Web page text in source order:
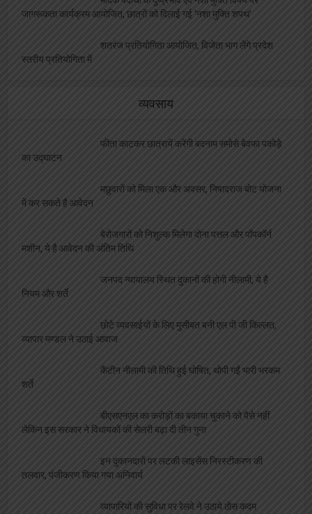
जागरूकता कार्यक्रम आयोजित, छात्रों को दिलाई गई ‘नशा मुक्ति शपथ’
शतरंज प्रतियोगिता आयोजित, विजेता भाग लेंगे प्रदेश
स्तरीय प्रतियोगिता में
व्यवसाय
फीता काटकर छात्रायें करेंगी बदनाम समोसे बेवफा पकोड़े
का उद्घाटन
मछुवारों को मिला एक और अवसर, निषादराज बोट योजना
में कर सकते है आवेदन
बेरोजगारों को निशुल्क मिलेगा दोना पत्तल और पॉपकॉर्न
मशीन, ये है आवेदन की अंतिम तिथि
जनपद न्यायालय स्थित दुकानों की होगी नीलामी, ये है
नियम और शर्ते
छोटे व्यवसाईयों के लिए मुसीबत बनी एल पी जी किल्लत,
व्यापार मण्डल ने उठाई आवाज
कैंटीन नीलामी की तिथि हुई घोषित, थोपी गईं भारी भरकम
शर्ते
बीएसएनएल का करोड़ों का बकाया चुकाने को पैसे नहीं
लेकिन इस सरकार ने विधायकों की सेलरी बढ़ा दी तीन गुना
इन दुकानदारों पर लटकी लाइसेंस निरस्टीकरण की
तलवार, पंजीकरण किया गया अनिवार्य
व्यापारियों की सुविधा पर रेलवे ने उठाये ठोस कदम